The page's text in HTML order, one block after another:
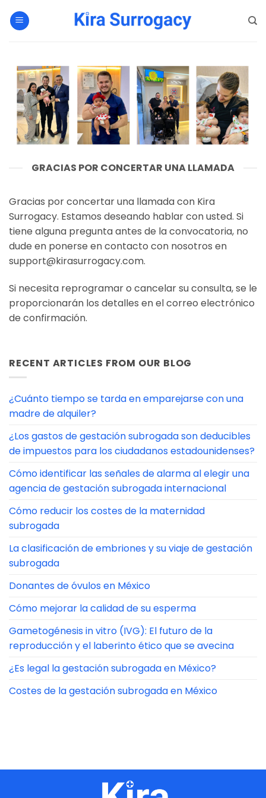
GRACIAS POR CONCERTAR UNA LLAMADA
Gracias por concertar una llamada con Kira
Surrogacy. Estamos deseando hablar con usted. Si
tiene alguna pregunta antes de la convocatoria, no
dude en ponerse en contacto con nosotros en
support@kirasurrogacy.com.
Si necesita reprogramar o cancelar su consulta, se le
proporcionarán los detalles en el correo electrónico
de confirmación.
RECENT ARTICLES FROM OUR BLOG
¿Cuánto tiempo se tarda en emparejarse con una
madre de alquiler?
¿Los gastos de gestación subrogada son deducibles
de impuestos para los ciudadanos estadounidenses?
Cómo identificar las señales de alarma al elegir una
agencia de gestación subrogada internacional
Cómo reducir los costes de la maternidad
subrogada
La clasificación de embriones y su viaje de gestación
subrogada
Donantes de óvulos en México
Cómo mejorar la calidad de su esperma
Gametogénesis in vitro (IVG): El futuro de la
reproducción y el laberinto ético que se avecina
¿Es legal la gestación subrogada en México?
Costes de la gestación subrogada en México